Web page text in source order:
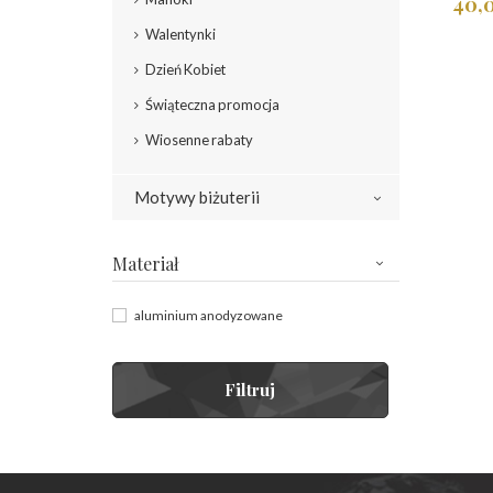
Walentynki
Dzień Kobiet
Świąteczna promocja
Wiosenne rabaty
Motywy biżuterii
Materiał
aluminium anodyzowane
Filtruj